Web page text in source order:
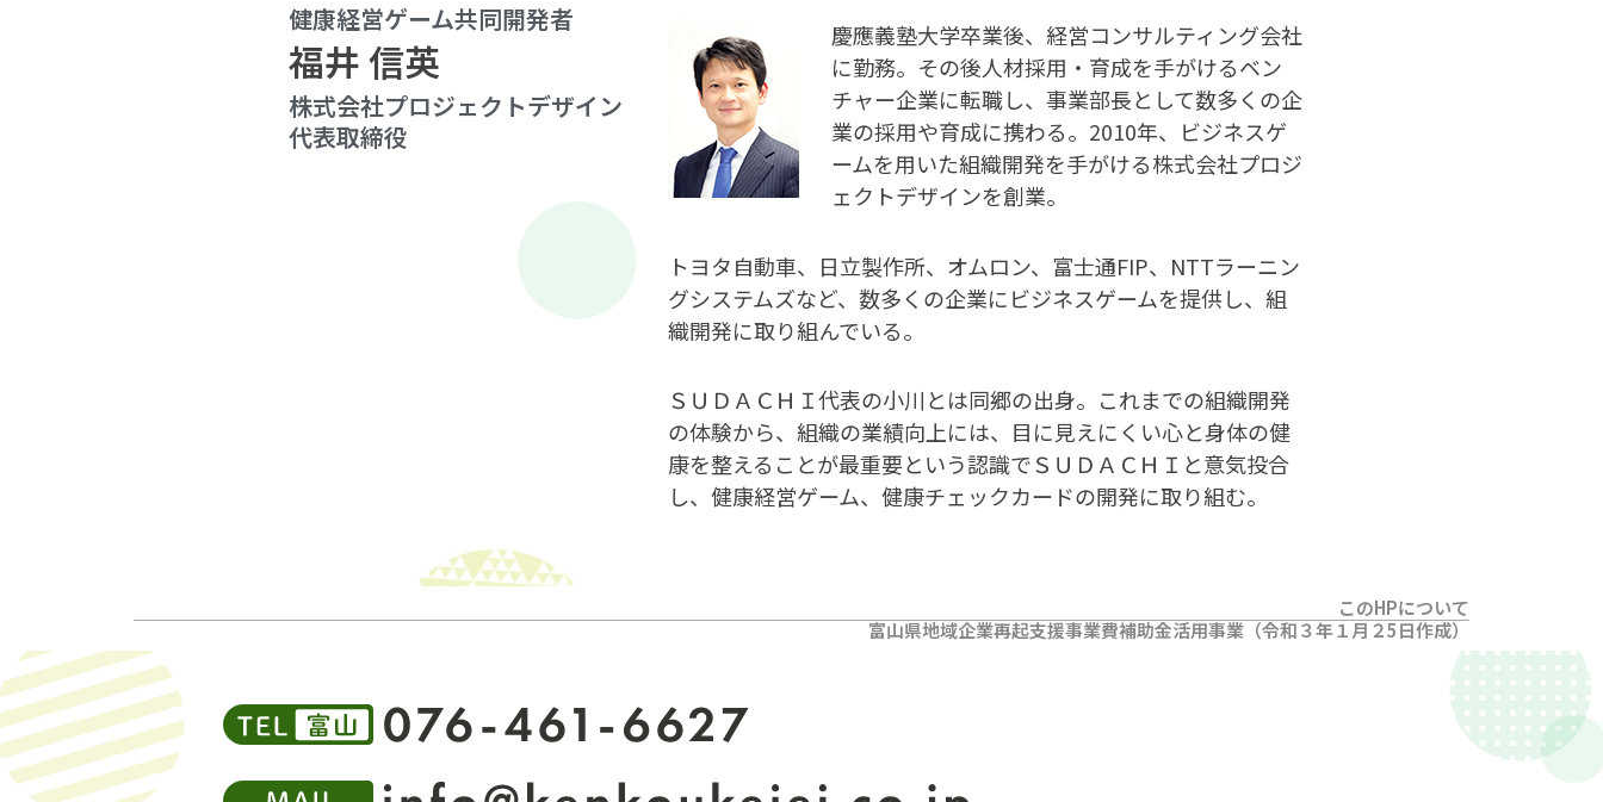
健康経営ゲーム共同開発者
福井 信英
株式会社プロジェクトデザイン
代表取締役
慶應義塾大学卒業後、経営コンサルティング会社
に勤務。その後人材採用・育成を手がけるベン
チャー企業に転職し、事業部長として数多くの企
業の採用や育成に携わる。2010年、ビジネスゲ
ームを用いた組織開発を手がける株式会社プロジ
ェクトデザインを創業。
トヨタ自動車、日立製作所、オムロン、富士通FIP、NTTラーニン
グシステムズなど、数多くの企業にビジネスゲームを提供し、組
織開発に取り組んでいる。
ＳＵＤＡＣＨＩ代表の小川とは同郷の出身。これまでの組織開発
の体験から、組織の業績向上には、目に見えにくい心と身体の健
康を整えることが最重要という認識でＳＵＤＡＣＨＩと意気投合
し、健康経営ゲーム、健康チェックカードの開発に取り組む。
このHPについて
富山県地域企業再起支援事業費補助金活用事業（令和３年１月２5日作成）